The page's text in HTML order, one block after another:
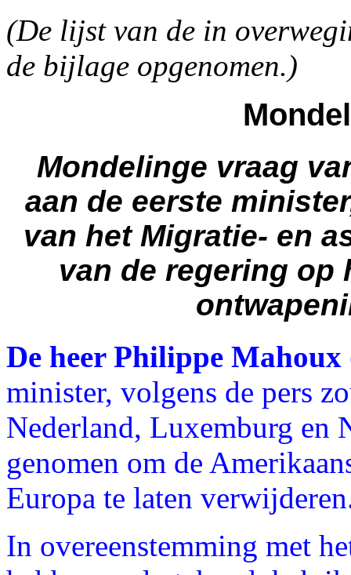
(De lijst van de in
de bijlage opgenomen.)
Mondelinge vraag
aan de eerste
van het Migratie- en
van de regering op
De heer Philippe Mahoux
minister, volgens de pers
Nederland, Luxemburg en
genomen om de
Europa te laten
In overeenstemming met